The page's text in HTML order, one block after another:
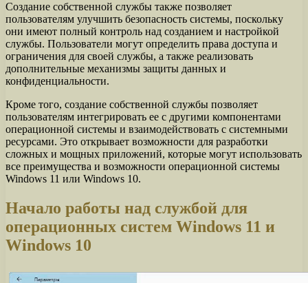
Создание собственной службы также позволяет
пользователям улучшить безопасность системы, поскольку
они имеют полный контроль над созданием и настройкой
службы. Пользователи могут определить права доступа и
ограничения для своей службы, а также реализовать
дополнительные механизмы защиты данных и
конфиденциальности.
Кроме того, создание собственной службы позволяет
пользователям интегрировать ее с другими компонентами
операционной системы и взаимодействовать с системными
ресурсами. Это открывает возможности для разработки
сложных и мощных приложений, которые могут использовать
все преимущества и возможности операционной системы
Windows 11 или Windows 10.
Начало работы над службой для
операционных систем Windows 11 и
Windows 10